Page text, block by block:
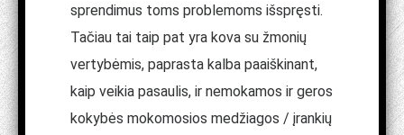
sprendimus toms problemoms išspręsti.
Tačiau tai taip pat yra kova su žmonių
vertybėmis, paprasta kalba paaiškinant,
kaip veikia pasaulis, ir nemokamos ir geros
kokybės mokomosios medžiagos / įrankių